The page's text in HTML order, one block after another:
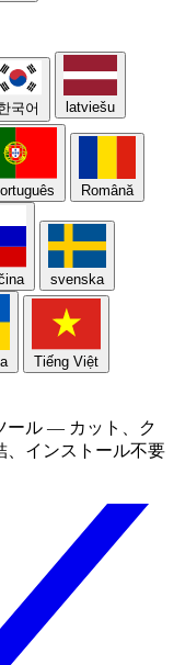
국어 latviešu
Română
svenska
Tiếng Việt
ール — カット、ク
、インストール不要